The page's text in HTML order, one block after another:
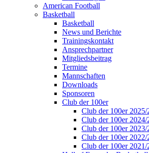
American Football
Basketball
Basketball
News und Berichte
Trainingskontakt
Ansprechpartner
Mitgliedsbeitrag
Termine
Mannschaften
Downloads
Sponsoren
Club der 100er
Club der 100er 2025/
Club der 100er 2024/
Club der 100er 2023/
Club der 100er 2022/
Club der 100er 2021/